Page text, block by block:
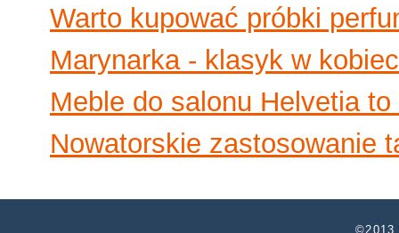
Warto kupować próbki
Marynarka - klasyk w
Meble do salonu Helvetia
Nowatorskie zastosowanie
©2013